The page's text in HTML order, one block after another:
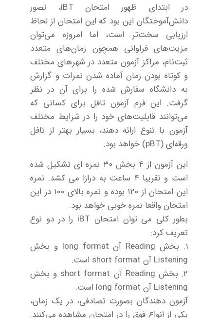
در ابتدای ظهور امتحان iBT، تصور
دانش‌آموختگان این بود که این امتحان از لحاظ
ارزیابی سخت‌تر است، اما امروزه می‌توان
مزیت‌های فراوانی همچون زمان‌های متعدد
ثبت‌نام، مراکز آزمون متعدد در شهرهای مختلف
و کوتاه بودن زمان آماده شدن نمرات و گزارش
به دانشگاه سفارش شده را برای آن در نظر
گرفت. این فرم آزمون تافل برای کسانی که
می‌توانند قابلیت‌های خود را در شرایط مختلف
آزمون با تنوع ارائه دهند، بسیار بهتر از تافل
ورقه‌ای (pBT) خواهد بود.
این آزمون از ۴ بخش ۳۰ نمره ای تشکیل شده
است و تقریبا ۴ ساعت به درازا می کشد. نمره
این امتحان از ۱۲۰ بوده و نمره بالای ۱۰۰ در این
امتحان واقعا نمره خوبی خواهد بود.
بطور کلی می توان امتحان iBT را در دو نوع
تعریف کرد:
1. بخش Reading آن long format و بخش
Listening آن short format است.
2. بخش Reading آن short format و بخش
Listening آن long format است.
آزمون دهندگان بصورت تصادفی، در یک زمان،
یکی از انواع فوق را در امتحان مشاهده می‌کنند.